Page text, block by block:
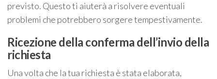
previsto. Questo ti aiuterà a risolvere eventuali
problemi che potrebbero sorgere tempestivamente.
Ricezione della conferma dell’invio della
richiesta
Una volta che la tua richiesta è stata elaborata,